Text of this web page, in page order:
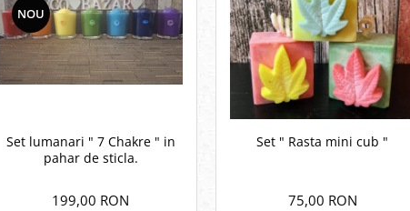
NOU
Set lumanari " 7 Chakre " in
pahar de sticla.
199,00 RON
Set " Rasta mini cub "
75,00 RON